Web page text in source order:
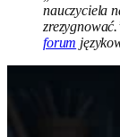
nauczyciela
forum